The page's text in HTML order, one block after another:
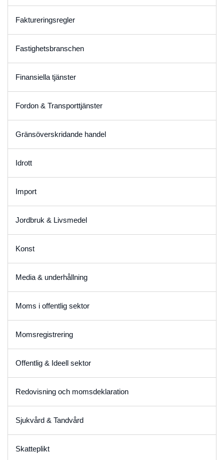
Faktureringsregler
Fastighetsbranschen
Finansiella tjänster
Fordon & Transporttjänster
Gränsöverskridande handel
Idrott
Import
Jordbruk & Livsmedel
Konst
Media & underhållning
Moms i offentlig sektor
Momsregistrering
Offentlig & Ideell sektor
Redovisning och momsdeklaration
Sjukvård & Tandvård
Skatteplikt